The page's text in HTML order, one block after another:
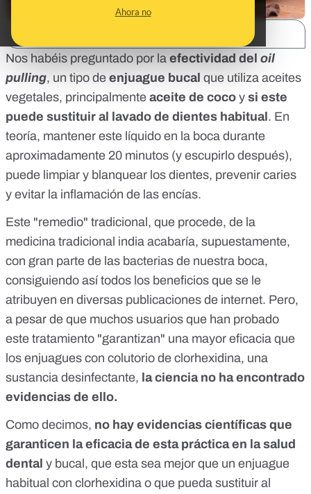
Ahora no
Nos habéis preguntado por la efectividad del oil
pulling, un tipo de enjuague bucal que utiliza aceites
vegetales, principalmente aceite de coco y si este
puede sustituir al lavado de dientes habitual. En
teoría, mantener este líquido en la boca durante
aproximadamente 20 minutos (y escupirlo después),
puede limpiar y blanquear los dientes, prevenir caries
y evitar la inflamación de las encías.
Este "remedio" tradicional, que procede, de la
medicina tradicional india acabaría, supuestamente,
con gran parte de las bacterias de nuestra boca,
consiguiendo así todos los beneficios que se le
atribuyen en diversas publicaciones de internet. Pero,
a pesar de que muchos usuarios que han probado
este tratamiento "garantizan" una mayor eficacia que
los enjuagues con colutorio de clorhexidina, una
sustancia desinfectante, la ciencia no ha encontrado
evidencias de ello.
Como decimos, no hay evidencias científicas que
garanticen la eficacia de esta práctica en la salud
dental y bucal, que esta sea mejor que un enjuague
habitual con clorhexidina o que pueda sustituir al